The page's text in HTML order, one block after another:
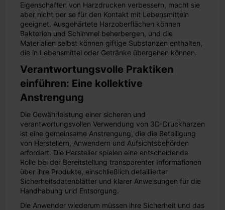
Eigenschaften von Harzdrucken verbessern, macht sie
aber nicht per se für den Kontakt mit Lebensmitteln
geeignet. Ausgehärtete Harzoberflächen können
Bakterien und Schimmel beherbergen, und die
Materialien selbst können giftige Substanzen enthalten,
die in Lebensmittel oder Getränke übergehen können.
Verantwortungsvolle Praktiken
einführen: Eine kollektive
Anstrengung
Die Gewährleistung einer sicheren und
verantwortungsvollen Verwendung von 3D-Druckharzen
ist eine gemeinsame Anstrengung, die die Beteiligung
von Herstellern, Anwendern und Aufsichtsbehörden
erfordert. Die Hersteller spielen eine entscheidende
Rolle bei der Bereitstellung transparenter Informationen
über ihre Produkte, einschließlich detaillierter
Sicherheitsdatenblätter und klarer Anweisungen für die
Handhabung und Entsorgung.
Die Anwender wiederum müssen ihre Sicherheit und das